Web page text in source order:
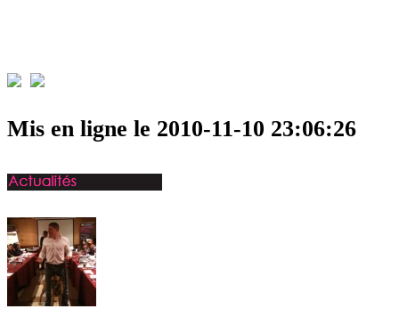
Mis en ligne le 2010-11-10 23:06:26